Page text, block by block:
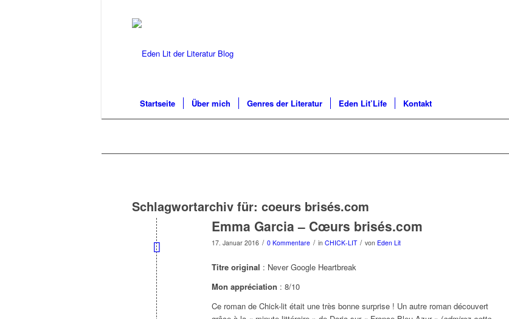
Startseite Über mich Genres der Literatur Eden Lit’Life Kontakt
Schlagwortarchiv für: coeurs brisés.com
Emma Garcia – Cœurs brisés.com
17. Januar 2016 / 0 Kommentare / in CHICK-LIT / von Eden Lit
Titre original : Never Google Heartbreak
Mon appréciation : 8/10
Ce roman de Chick-lit était une très bonne surprise ! Un autre roman découvert